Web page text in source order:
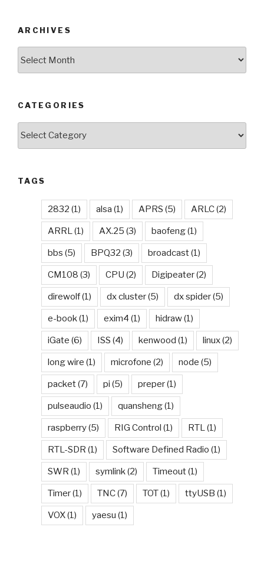
ARCHIVES
CATEGORIES
TAGS
2832 (1) alsa (1) APRS (5) ARLC(2)
ARRL(1) AX.25 (3) baofeng(1)
bbs (5) BPQ32 (3) broadcast(1)
CM108 (3) CPU (2) Digipeater(2)
direwolf(1) dx cluster(5) dx spider(5)
e-book(1) exim4 (1) hidraw(1)
iGate (6) ISS (4) kenwood (1) linux(2)
long wire (1) microfone (2) node (5)
packet(7) pi (5) preper(1)
pulseaudio (1) quansheng(1)
raspberry(5) RIG Control (1) RTL(1)
RTL-SDR (1) Software Defined Radio (1)
SWR (1) symlink(2) Timeout(1)
Timer(1) TNC(7) TOT(1) ttyUSB (1)
VOX(1) yaesu (1)